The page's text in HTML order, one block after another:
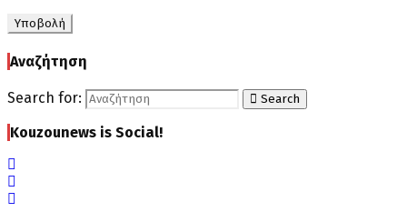
Αναζήτηση
Search for: Search
Kouzounews is Social!